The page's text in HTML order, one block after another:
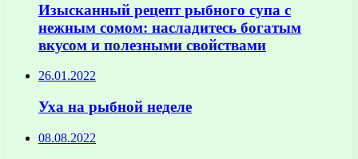
Изысканный рецепт рыбного супа с
нежным сомом: насладитесь богатым
вкусом и полезными свойствами
26.01.2022
Уха на рыбной неделе
08.08.2022